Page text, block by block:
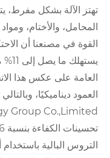
تهتز الآلة بشكل مفرط،
المحامل، والأختام،
القوة في مصنعنا أن
العامة على عكس هذا
العمود ديناميكيًا،
التروس البالية باستخدام